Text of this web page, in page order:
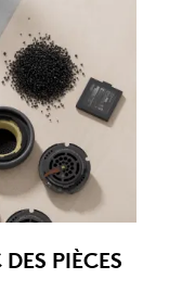
PIÈCES